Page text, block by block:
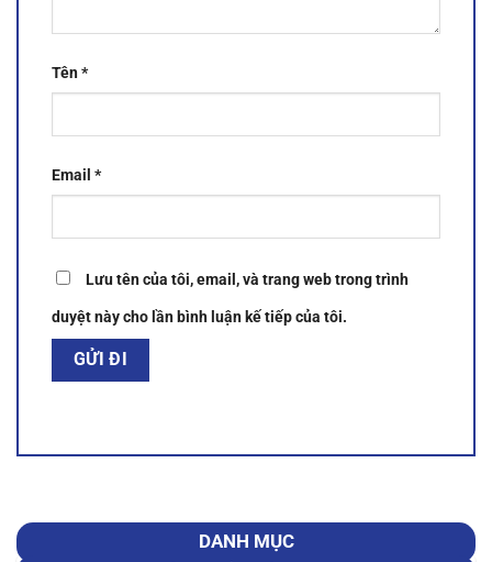
Tên*
Email *
Lưu tên của tôi, email, và trang web trong trình
duyệt này cho lần bình luận kế tiếp của tôi.
DANH MỤC